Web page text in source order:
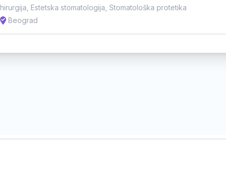
hirurgija Estetska stomatologija Stomatološka protetika
Beograd